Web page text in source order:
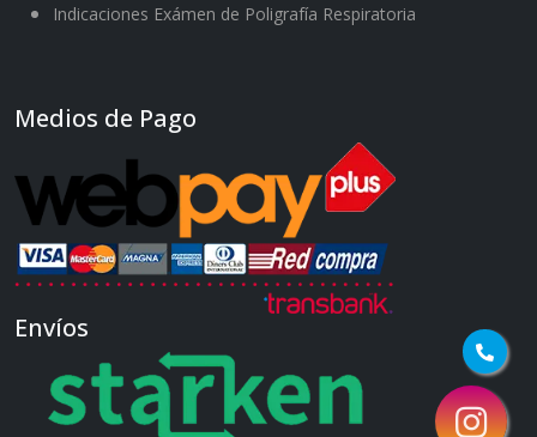
Indicaciones Exámen de Poligrafía Respiratoria
Medios de Pago
Envíos